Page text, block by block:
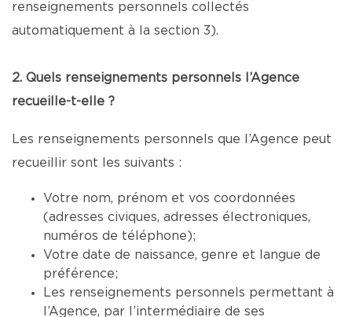
renseignements personnels collectés
automatiquement à la section 3).
2. Quels renseignements personnels l’Agence
recueille-t-elle ?
Les renseignements personnels que l’Agence peut
recueillir sont les suivants :
Votre nom, prénom et vos coordonnées
(adresses civiques, adresses électroniques,
numéros de téléphone);
Votre date de naissance, genre et langue de
préférence;
Les renseignements personnels permettant à
l’Agence, par l’intermédiaire de ses